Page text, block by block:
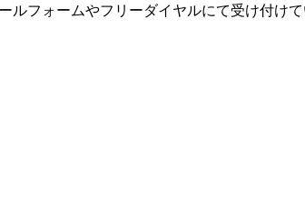
ルフォームやフリーダイヤルにて受け付けて